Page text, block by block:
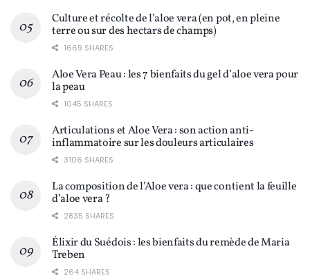
Culture et récolte de l’aloe vera (en pot, en pleine
terre ou sur des hectars de champs)
1669 SHARES
Aloe Vera Peau : les 7 bienfaits du gel d’aloe vera pour
la peau
1045 SHARES
Articulations et Aloe Vera : son action anti-
inflammatoire sur les douleurs articulaires
3106 SHARES
La composition de l’Aloe vera : que contient la feuille
d’aloe vera ?
2835 SHARES
Élixir du Suédois : les bienfaits du remède de Maria
Treben
264 SHARES